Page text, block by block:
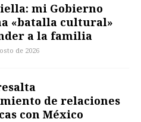
mi Gobierno
«batalla cultural»
a la familia
de 2026
de relaciones
con México